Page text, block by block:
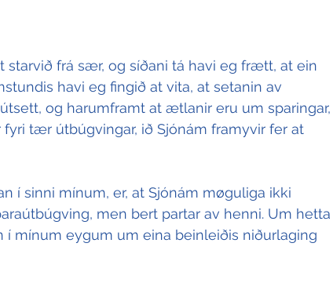
starvið frá sær, og síðani tá havi eg frætt, at ein
havi eg fingið at vita, at setanin av
og harumframt at ætlanir eru um sparingar,
tær útbúgvingar, ið Sjónám framyvir fer at
í sinni mínum, er, at Sjónám møguliga ikki
men bert partar av henni. Um hetta
í mínum eygum um eina beinleiðis niðurlaging